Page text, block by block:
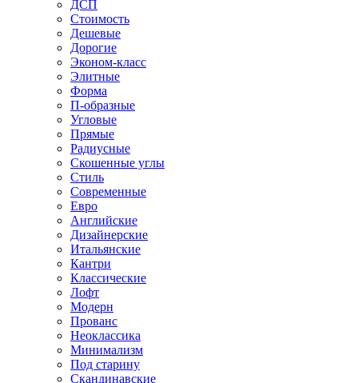
ДСП
Стоимость
Дешевые
Дорогие
Эконом-класс
Элитные
Форма
П-образные
Угловые
Прямые
Радиусные
Скошенные углы
Стиль
Современные
Евро
Английские
Дизайнерские
Итальянские
Кантри
Классические
Лофт
Модерн
Прованс
Неоклассика
Минимализм
Под старину
Скандинавские